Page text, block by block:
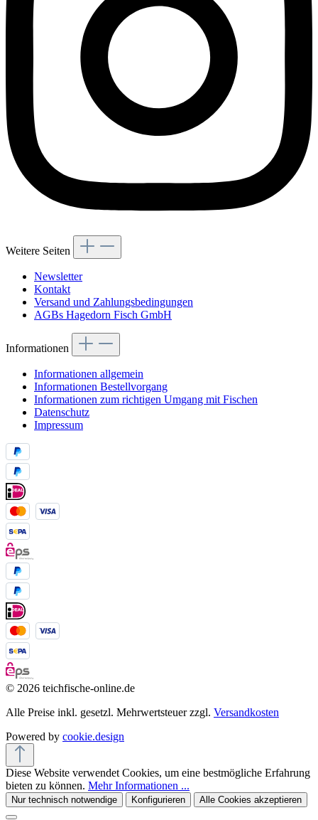
Weitere Seiten
Newsletter
Kontakt
Versand und Zahlungsbedingungen
AGBs Hagedorn Fisch GmbH
Informationen
Informationen allgemein
Informationen Bestellvorgang
Informationen zum richtigen Umgang mit Fischen
Datenschutz
Impressum
© 2026 teichfische-online.de
Alle Preise inkl. gesetzl. Mehrwertsteuer zzgl. Versandkosten
Powered by cookie.design
Diese Website verwendet Cookies, um eine bestmögliche Erfahrung
bieten zu können. Mehr Informationen ...
Nur technisch notwendige Konfigurieren Alle Cookies akzeptieren